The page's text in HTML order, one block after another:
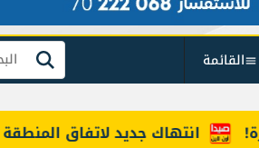
القائمة بحث
انتهاك جديد لاتفاق المنطقة